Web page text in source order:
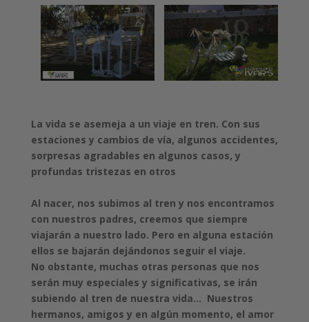
La vida se asemeja a un viaje en tren. Con sus
estaciones y cambios de vía, algunos accidentes,
sorpresas agradables en algunos casos, y
profundas tristezas en otros
Al nacer, nos subimos al tren y nos encontramos
con nuestros padres, creemos que siempre
viajarán a nuestro lado. Pero en alguna estación
ellos se bajarán dejándonos seguir el viaje.
No obstante, muchas otras personas que nos
serán muy especiales y significativas, se irán
subiendo al tren de nuestra vida... Nuestros
hermanos, amigos y en algún momento, el amor